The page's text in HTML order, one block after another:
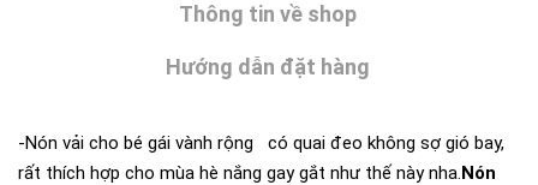
Thông tin về shop
Hướng dẫn đặt hàng
-Nón vải cho bé gái vành rộng có quai đeo không sợ gió bay,
rất thích hợp cho mùa hè nắng gay gắt như thế này nha.Nón